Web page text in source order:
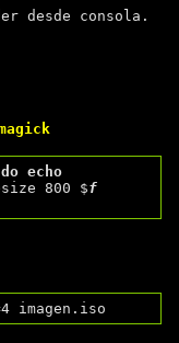
desde consola.
do echo
800 $f